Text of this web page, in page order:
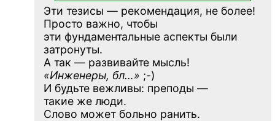
Эти тезисы — рекомендация, не более!
Просто важно, чтобы
эти фундаментальные аспекты были
затронуты.
А так — развивайте мысль!
«Инженеры, бл…» ;-)
И будьте вежливы: преподы —
такие же люди.
Слово может больно ранить.